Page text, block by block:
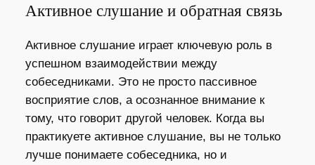
Активное слушание и обратная связь
Активное слушание играет ключевую роль в
успешном взаимодействии между
собеседниками. Это не просто пассивное
восприятие слов, а осознанное внимание к
тому, что говорит другой человек. Когда вы
практикуете активное слушание, вы не только
лучше понимаете собеседника, но и